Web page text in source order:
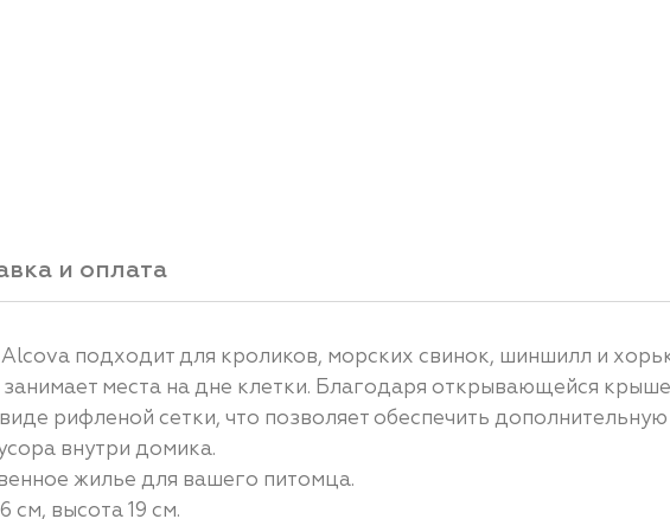
и оплата
подходит для кроликов, морских свинок, шиншилл и
занимает места на дне клетки. Благодаря открывающейся
рифленой сетки, что позволяет обеспечить
внутри домика.
жилье для вашего питомца.
см, высота 19 см.